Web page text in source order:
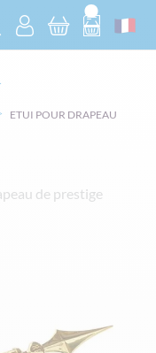
ETUI POUR DRAPEAU
de prestige